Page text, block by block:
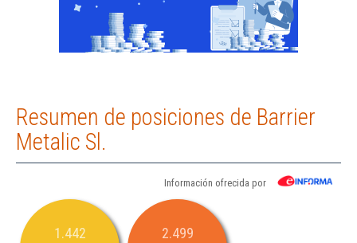
Resumen de posiciones de Barrier
Metalic Sl.
Información ofrecida por
1.442 2.499